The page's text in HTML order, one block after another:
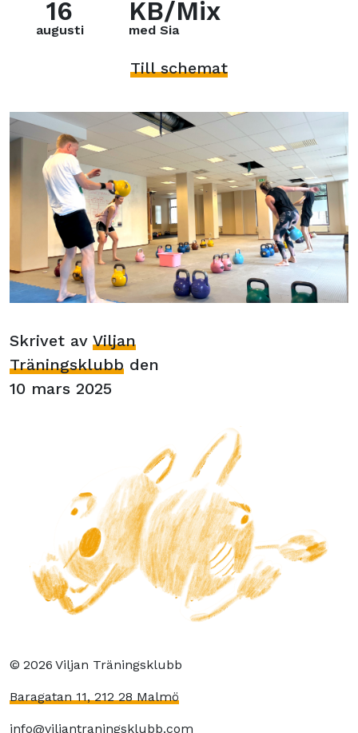
Skrivet av Viljan
Träningsklubb den
10 mars 2025
16
augusti
KB/Mix
med Sia
Till schemat
© 2026 Viljan Träningsklubb
Baragatan 11, 212 28 Malmö
info@viljantraningsklubb.com